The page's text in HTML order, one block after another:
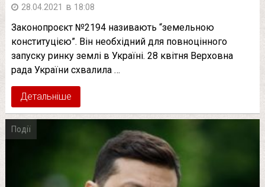
28.04.2021 в 18:08
Законопроєкт №2194 називають “земельною
конституцією”. Він необхідний для повноцінного
запуску ринку землі в Україні. 28 квітня Верховна
рада України схвалила …
Детальніше
Події